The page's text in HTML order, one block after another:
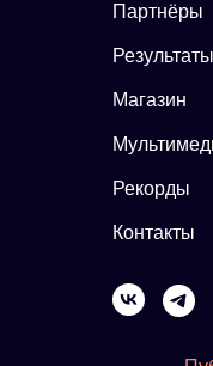
Партнёры
Результаты
Магазин
Рекорды
Контакты